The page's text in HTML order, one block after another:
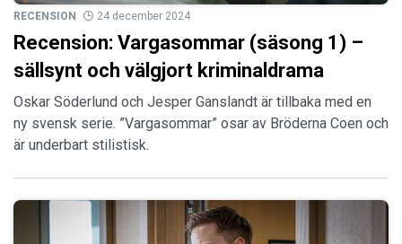
RECENSION 24 december 2024
Recension: Vargasommar (säsong 1) –
sällsynt och välgjort kriminaldrama
Oskar Söderlund och Jesper Ganslandt är tillbaka med en
ny svensk serie. ”Vargasommar” osar av Bröderna Coen och
är underbart stilistisk.